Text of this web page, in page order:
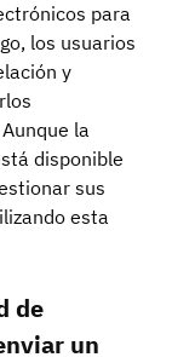
para
los usuarios
y
la
disponible
sus
esta
de
un